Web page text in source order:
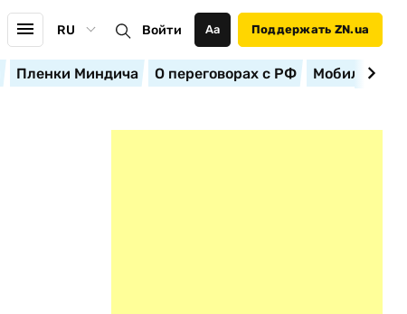
RU Войти Аа Поддержать ZN.ua
Пленки Миндича О переговорах с РФ